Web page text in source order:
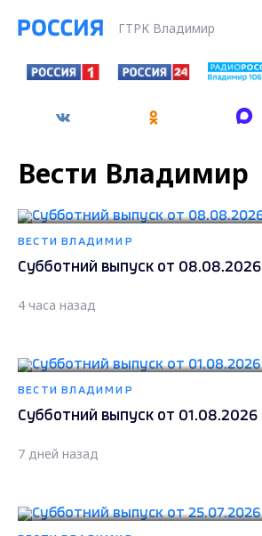
ГТРК Владимир
Вести Владимир
ВЕСТИ ВЛАДИМИР
Субботний выпуск от 08.08.2026
4 часа назад
ВЕСТИ ВЛАДИМИР
Субботний выпуск от 01.08.2026
7 дней назад